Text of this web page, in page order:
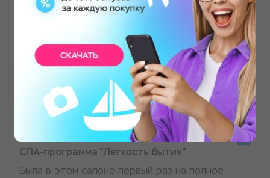
свежо и чисто. Все для удобства, тапочки,
халат и полотенца. В раздевалке все для лица
и волос, шкафчики и фен с зеркалом. Все очень
понравилось, чувствую себя очень мягкой.
Спасибо вам огромное
Татьяна
СПА-программа "Легкость бытия"
Была в этом салоне первый раз на полное